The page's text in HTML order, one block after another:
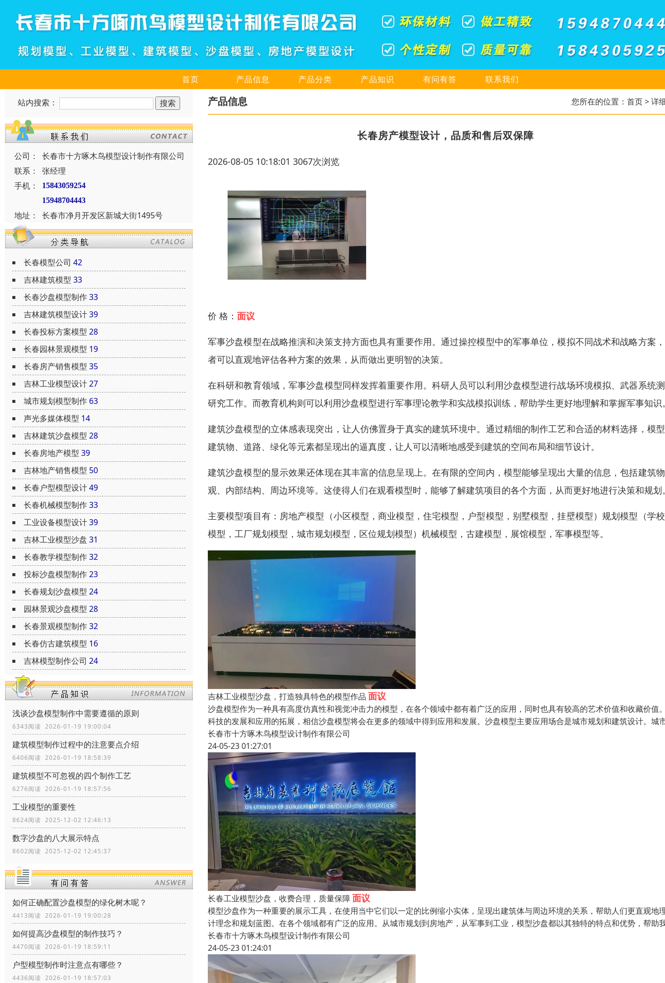
首页 产品信息 产品分类 产品知识 有问有答 联系我们
站内搜索：
公司：
长春市十方啄木鸟模型设计制作有限公司
联系：
张经理
手机：
15843059254
15948704443
地址： 长春市净月开发区新城大街1495号
长春模型公司 42
吉林建筑模型 33
长春沙盘模型制作33
吉林建筑模型设计39
长春投标方案模型 28
长春园林景观模型 19
长春房产销售模型 35
吉林工业模型设计27
城市规划模型制作 63
声光多媒体模型 14
吉林建筑沙盘模型 28
长春房地产模型 39
吉林地产销售模型 50
长春户型模型设计49
长春机械模型制作33
工业设备模型设计39
吉林工业模型沙盘 31
长春教学模型制作32
投标沙盘模型制作23
长春规划沙盘模型 24
园林景观沙盘模型 28
长春景观模型制作32
长春仿古建筑模型 16
吉林模型制作公司 24
浅谈沙盘模型制作中需要遵循的原则
6343阅读 2026-01-19 19:00:04
建筑模型制作过程中的注意要点介绍
6406阅读 2026-01-19 18:58:39
建筑模型不可忽视的四个制作工艺
6276阅读 2026-01-19 18:57:56
工业模型的重要性
8624阅读 2025-12-02 12:46:13
数字沙盘的八大展示特点
8602阅读 2025-12-02 12:45:37
如何正确配置沙盘模型的绿化树木呢？
4413阅读 2026-01-19 19:00:28
如何提高沙盘模型的制作技巧？
4470阅读 2026-01-19 18:59:11
户型模型制作时注意点有哪些？
4436阅读 2026-01-19 18:57:03
产品信息 您所在的位置： 首页> 详
长春房产模型设计，品质和售后双保障
2026-08-05 10:18:01 3067次浏览
价 格： 面议
军事沙盘模型在战略推演和决策支持方面也具有重要作用。通过操控模型中的军事单位，模拟不同战术和战略方案
者可以直观地评估各种方案的效果，从而做出更明智的决策。
在科研和教育领域，军事沙盘模型同样发挥着重要作用。科研人员可以利用沙盘模型进行战场环境模拟、武器系统
研究工作。而教育机构则可以利用沙盘模型进行军事理论教学和实战模拟训练，帮助学生更好地理解和掌握军事知识
建筑沙盘模型的立体感表现突出，让人仿佛置身于真实的建筑环境中。通过精细的制作工艺和合适的材料选择，模
建筑物、道路、绿化等元素都呈现出的逼真度，让人可以清晰地感受到建筑的空间布局和细节设计。
建筑沙盘模型的显示效果还体现在其丰富的信息呈现上。在有限的空间内，模型能够呈现出大量的信息，包括建筑
观、内部结构、周边环境等。这使得人们在观看模型时，能够了解建筑项目的各个方面，从而更好地进行决策和规划
主要模型项目有：房地产模型（小区模型，商业模型，住宅模型，户型模型，别墅模型，挂壁模型）规划模型（学
模型，工厂规划模型，城市规划模型，区位规划模型）机械模型，古建模型，展馆模型，军事模型等。
吉林工业模型沙盘，打造独具特色的模型作品 面议
沙盘模型作为一种具有高度仿真性和视觉冲击力的模型，在各个领域中都有着广泛的应用，同时也具有较高的艺术价值和收藏价值
科技的发展和应用的拓展，相信沙盘模型将会在更多的领域中得到应用和发展。沙盘模型主要应用场合是城市规划和建筑设计。城
长春市十方啄木鸟模型设计制作有限公司
24-05-23 01:27:01
长春工业模型沙盘，收费合理，质量保障面议
模型沙盘作为一种重要的展示工具，在使用当中它们以一定的比例缩小实体，呈现出建筑体与周边环境的关系，帮助人们更直观地
计理念和规划蓝图。在各个领域都有广泛的应用。从城市规划到房地产，从军事到工业，模型沙盘都以其独特的特点和优势，帮助
长春市十方啄木鸟模型设计制作有限公司
24-05-23 01:24:01